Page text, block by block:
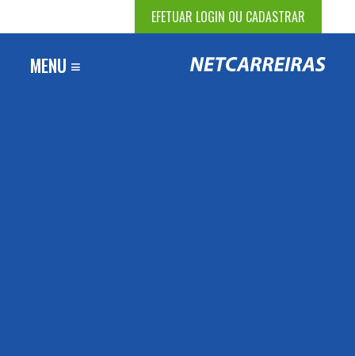
EFETUAR LOGIN OU CADASTRAR
MENU ≡